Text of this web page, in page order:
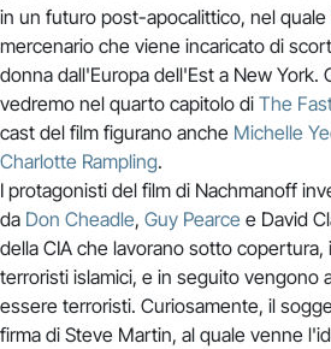
in un futuro post-apocalittico, nel quale
mercenario che viene incaricato di
donna dall'Europa dell'Est a New York.
vedremo nel quarto capitolo di The
cast del film figurano anche Michelle
Charlotte Rampling.
I protagonisti del film di Nachmanoff
da Don Cheadle, Guy Pearce e David
della CIA che lavorano sotto copertura,
terroristi islamici, e in seguito vengono
essere terroristi. Curiosamente, il
firma di Steve Martin, al quale venne